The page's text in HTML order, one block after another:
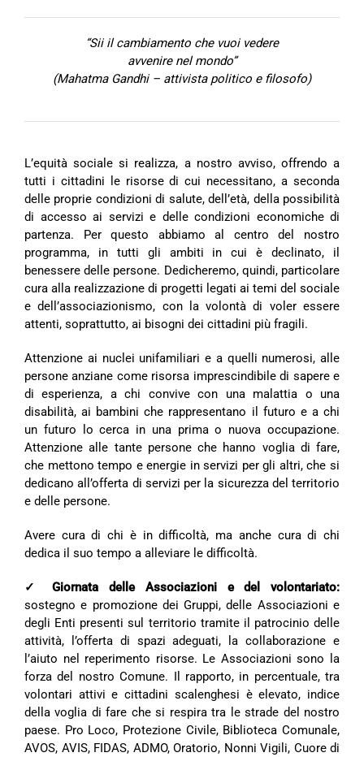
“Sii il cambiamento che vuoi vedere
avvenire nel mondo”
(Mahatma Gandhi – attivista politico e filosofo)
L’equità sociale si realizza, a nostro avviso, offrendo a
tutti i cittadini le risorse di cui necessitano, a seconda
delle proprie condizioni di salute, dell’età, della possibilità
di accesso ai servizi e delle condizioni economiche di
partenza. Per questo abbiamo al centro del nostro
programma, in tutti gli ambiti in cui è declinato, il
benessere delle persone. Dedicheremo, quindi, particolare
cura alla realizzazione di progetti legati ai temi del sociale
e dell’associazionismo, con la volontà di voler essere
attenti, soprattutto, ai bisogni dei cittadini più fragili.
Attenzione ai nuclei unifamiliari e a quelli numerosi, alle
persone anziane come risorsa imprescindibile di sapere e
di esperienza, a chi convive con una malattia o una
disabilità, ai bambini che rappresentano il futuro e a chi
un futuro lo cerca in una prima o nuova occupazione.
Attenzione alle tante persone che hanno voglia di fare,
che mettono tempo e energie in servizi per gli altri, che si
dedicano all’offerta di servizi per la sicurezza del territorio
e delle persone.
Avere cura di chi è in difficoltà, ma anche cura di chi
dedica il suo tempo a alleviare le difficoltà.
✓ Giornata delle Associazioni e del volontariato:
sostegno e promozione dei Gruppi, delle Associazioni e
degli Enti presenti sul territorio tramite il patrocinio delle
attività, l’offerta di spazi adeguati, la collaborazione e
l’aiuto nel reperimento risorse. Le Associazioni sono la
forza del nostro Comune. Il rapporto, in percentuale, tra
volontari attivi e cittadini scalenghesi è elevato, indice
della voglia di fare che si respira tra le strade del nostro
paese. Pro Loco, Protezione Civile, Biblioteca Comunale,
AVOS, AVIS, FIDAS, ADMO, Oratorio, Nonni Vigili, Cuore di